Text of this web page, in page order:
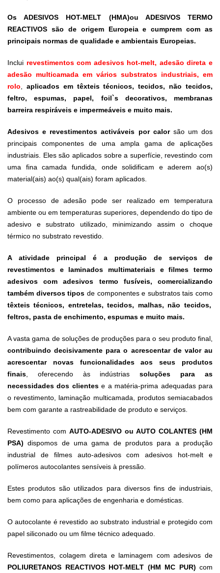
Os ADESIVOS HOT-MELT (HMA)ou ADESIVOS TERMO
REACTIVOS são de origem Europeia e cumprem com as
principais normas de qualidade e ambientais Europeias.
Inclui revestimentos com adesivos hot-melt, adesão direta e
adesão multicamada em vários substratos industriais, em
rolo
aplicados em têxteis técnicos, tecidos, não tecidos,
feltro, espumas, papel, foil`s decorativos, membranas
barreira respiráveis e impermeáveis e muito mais.
Adesivos e revestimentos activáveis por calorsão um dos
principais componentes de uma ampla gama de aplicações
industriais. Eles são aplicados sobre a superfície, revestindo com
uma fina camada fundida, onde solidificam e aderem ao(s)
material(ais) ao(s) qual(ais) foram aplicados.
O processo de adesão pode ser realizado em temperatura
ambiente ou em temperaturas superiores, dependendo do tipo de
adesivo e substrato utilizado, minimizando assim o choque
térmico no substrato revestido.
A atividade principal é a produção de serviços de
revestimentos e laminados multimateriais e filmes termo
adesivos com adesivos termo fusíveis, comercializando
também diversos tipos de componentes e substratos tais como
têxteis técnicos, entretelas, tecidos, malhas, não tecidos,
feltros, pasta de enchimento, espumas e muito mais.
A vasta gama de soluções de produções para o seu produto final,
contribuindo decisivamente para o acrescentar de valor au
acrescentar novas funcionalidades aos seus produtos
finais , oferecendo às indústriassoluções para as
necessidades dos clientese a matéria-prima adequadas para
o revestimento, laminação multicamada, produtos semiacabados
bem com garante a rastreabilidade de produto e serviços.
Revestimento com AUTO-ADESIVO ou AUTO COLANTES (HM
PSA) dispomos de uma gama de produtos para a produção
industrial de filmes auto-adesivos com adesivos hot-melt e
polímeros autocolantes sensíveis à pressão.
Estes produtos são utilizados para diversos fins de industriais,
bem como para aplicações de engenharia e domésticas.
O autocolante é revestido ao substrato industrial e protegido com
papel siliconado ou um filme técnico adequado.
Revestimentos, colagem direta e laminagem com adesivos de
POLIURETANOS REACTIVOS HOT-MELT (HM MC PUR) com